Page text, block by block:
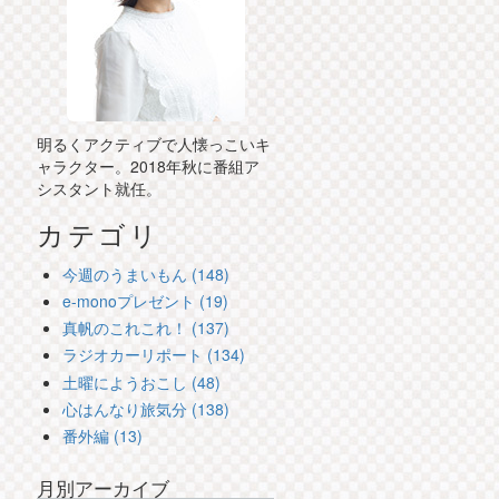
明るくアクティブで人懐っこいキ
ャラクター。2018年秋に番組ア
シスタント就任。
カテゴリ
今週のうまいもん (148)
e-monoプレゼント (19)
真帆のこれこれ！ (137)
ラジオカーリポート (134)
土曜にようおこし (48)
心はんなり旅気分 (138)
番外編 (13)
月別アーカイブ